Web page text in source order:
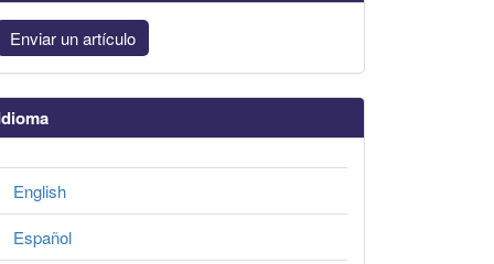
Enviar un artículo
English
Español